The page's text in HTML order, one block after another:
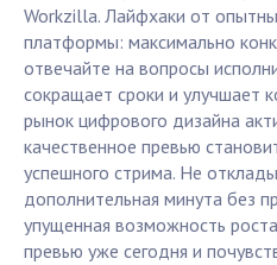
Workzilla. Лайфхаки от
платформы: максимально
отвечайте на вопросы
сокращает сроки и улучшает
рынок цифрового дизайна
качественное превью
успешного стрима. Не
дополнительная минута без
упущенная возможность
превью уже сегодня и